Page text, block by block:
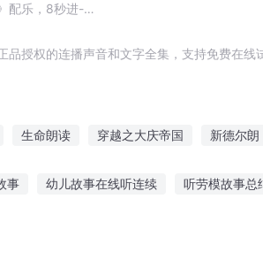
配乐，8秒进-
授权的连播声音和文字全集，支持免费在线
生命朗读 穿越之大庆帝国 新德尔朗
事 幼儿故事在线听连续 听劳模故事总